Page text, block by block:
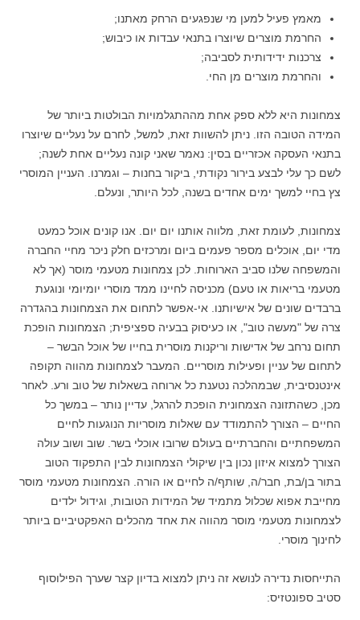
מאמץ פעיל למען מי שנפגעים הרחק מאתנו;
החרמת מוצרים שיוצרו בתנאי עבדות או כיבוש;
צרכנות ידידותית לסביבה;
והחרמת מוצרים מן החי.
צמחונות היא ללא ספק אחת מההתגלמויות הבולטות ביותר של
המידה הטובה הזו. ניתן להשוות זאת, למשל, לחרם על נעליים שיוצרו
בתנאי העסקה אכזריים בסין: נאמר שאני קונה נעליים אחת לשנה;
לשם כך עלי לבצע בירור נקודתי, ביקור בחנות – וגמרנו. העניין המוסרי
צץ בחיי למשך ימים אחדים בשנה, לכל היותר, ונעלם.
צמחונות, לעומת זאת, מלווה אותנו יום יום. אנו קונים אוכל כמעט
מדי יום, אוכלים מספר פעמים ביום ומרכזים חלק ניכר מחיי החברה
והמשפחה שלנו סביב הארוחות. לכן צמחונות מטעמי מוסר (אך לא
מטעמי בריאות או טעם) מכניסה לחיינו ממד מוסרי יומיומי ונוגעת
ברבדים שונים של אישיותנו. אי-אפשר לתחום את הצמחונות בהגדרה
צרה של "מעשה טוב", או כעיסוק בבעיה ספציפית; הצמחונות הופכת
תחום נרחב של אדישות וריקנות מוסרית בחייו של אוכל הבשר –
לתחום של עניין ופעילות מוסריים. המעבר לצמחונות מהווה תקופה
אינטנסיבית, שבמהלכה נטענת כל ארוחה בשאלות של טוב ורע. לאחר
מכן, כשהתזונה הצמחונית הופכת להרגל, עדיין נותר – במשך כל
החיים – הצורך להתמודד עם שאלות מוסריות הנוגעות לחיים
המשפחתיים והחברתיים בעולם שרובו אוכלי בשר. שוב ושוב עולה
הצורך למצוא איזון נכון בין שיקולי הצמחונות לבין התפקוד הטוב
בתור בן/בת, חבר/ה, שותף/ה לחיים או הורה. הצמחונות מטעמי מוסר
מחייבת אפוא שכלול מתמיד של המידות הטובות, וגידול ילדים
לצמחונות מטעמי מוסר מהווה את אחד מהכלים האפקטיביים ביותר
לחינוך מוסרי.
התייחסות נדירה לנושא זה ניתן למצוא בדיון קצר שערך הפילוסוף
סטיב ספונטזיס: